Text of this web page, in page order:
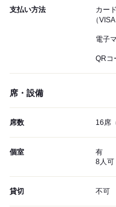
支払い方法
カー
（
電子
QRコ
席・設備
席数 16席
個室
有
8人可
貸切 不可